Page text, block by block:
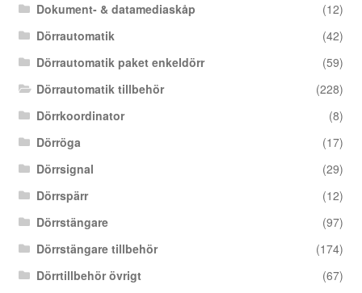
Dokument- & datamediaskåp
(12)
Dörrautomatik
(42)
Dörrautomatik paket enkeldörr
(59)
Dörrautomatik tillbehör
(228)
Dörrkoordinator
(8)
Dörröga
(17)
Dörrsignal
(29)
Dörrspärr
(12)
Dörrstängare
(97)
Dörrstängare tillbehör
(174)
Dörrtillbehör övrigt
(67)